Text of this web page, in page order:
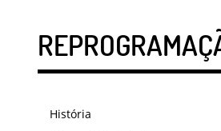
História